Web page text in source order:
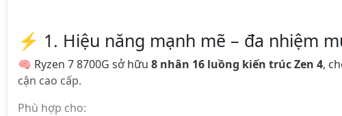
⚡ 1. Hiệu năng mạnh mẽ – đa nhiệm
🧠 Ryzen 7 8700G sở hữu 8 nhân 16 luồng kiến trúc Zen 4,
cận cao cấp.
Phù hợp cho: